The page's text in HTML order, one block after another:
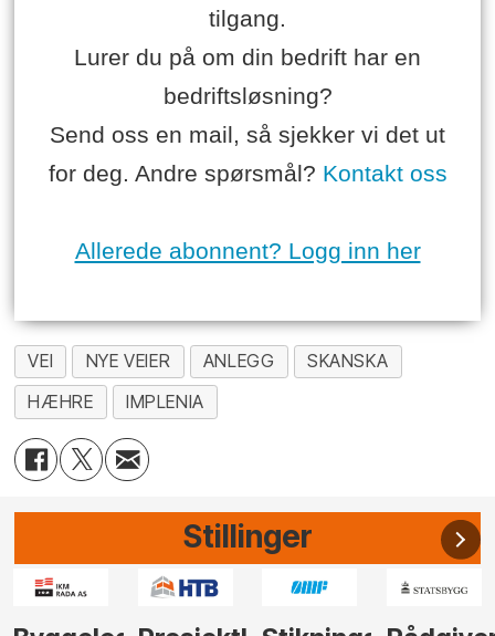
tilgang.
Lurer du på om din bedrift har en
bedriftsløsning?
Send oss en mail, så sjekker vi det ut
for deg. Andre spørsmål? Kontakt oss
Allerede abonnent? Logg inn her
VEI NYE VEIER ANLEGG
SKANSKA
HÆHRE
IMPLENIA
Stillinger